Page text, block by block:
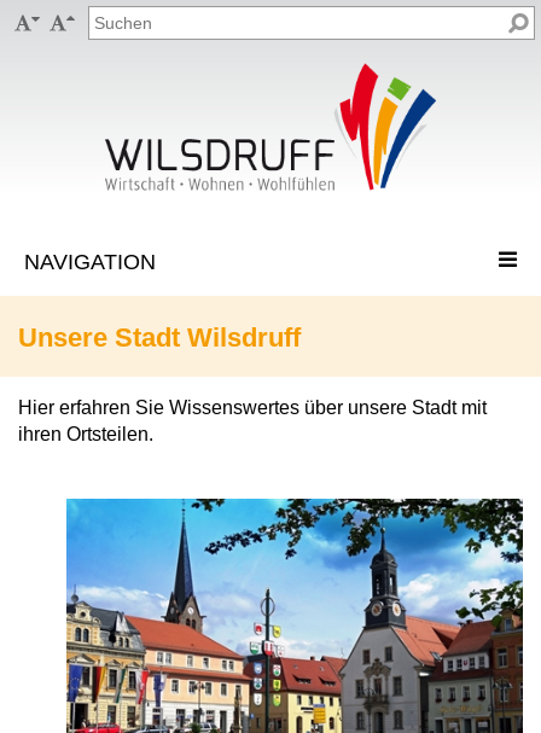
 
Unsere Stadt Wilsdruff
Hier erfahren Sie Wissenswertes über unsere Stadt mit
ihren Ortsteilen.